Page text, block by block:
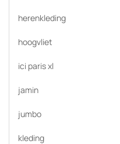
herenkleding
hoogvliet
ici paris xl
jamin
jumbo
kleding